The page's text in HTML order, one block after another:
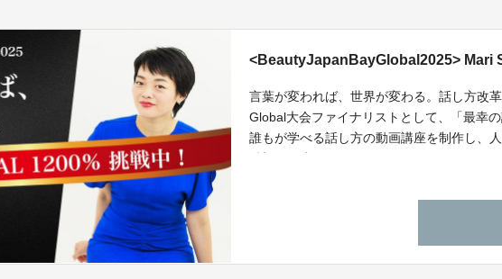
<BeautyJapanBayGlobal2025> Mari
言葉が変われば、世界が変わる。話し方改
Global大会ファイナリストとして、「最幸
誰もが学べる話し方の動画講座を制作し、